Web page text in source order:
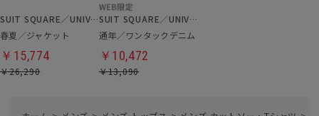
SUIT SQUARE／UNIVERSAL LANGUAGE
春夏／ジャケット
￥15,774
￥26,290
SUIT SQUARE／UNIVERSAL LANGUAGE
通年／ワンタックデニム
￥10,472
￥13,090